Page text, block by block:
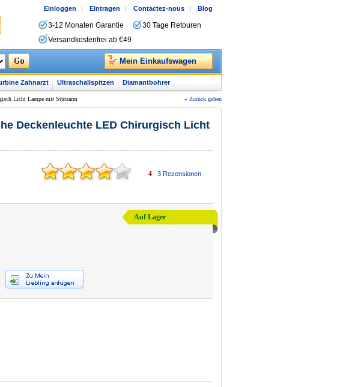
Einloggen | Eintragen | Contactez-nous | Blog
3-12 Monaten Garantie
30 Tage Retouren
Versandkostenfrei ab €49
Mein Einkaufswagen
Zahnarzt Ultraschallspitzen Diamantbohrer
Licht Lampe mit Stützarm « Zurück gehen
Deckenleuchte LED Chirurgisch Licht
4 3Rezensionen
Auf Lager